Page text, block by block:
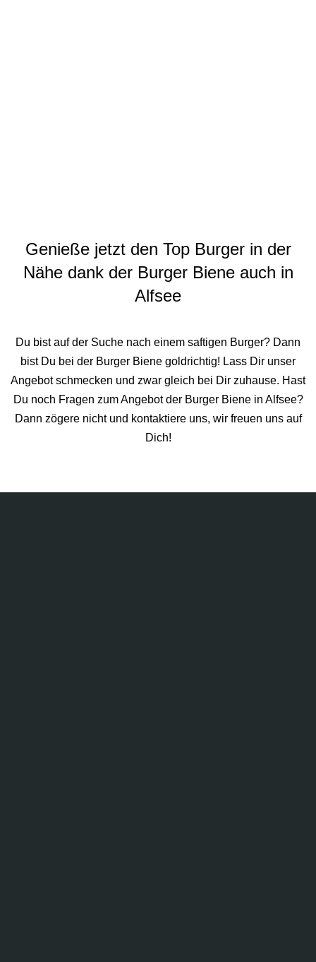
Genieße jetzt den Top Burger in der
Nähe dank der Burger Biene auch in
Alfsee
Du bist auf der Suche nach einem saftigen Burger? Dann
bist Du bei der Burger Biene goldrichtig! Lass Dir unser
Angebot schmecken und zwar gleich bei Dir zuhause. Hast
Du noch Fragen zum Angebot der Burger Biene in Alfsee?
Dann zögere nicht und kontaktiere uns, wir freuen uns auf
Dich!